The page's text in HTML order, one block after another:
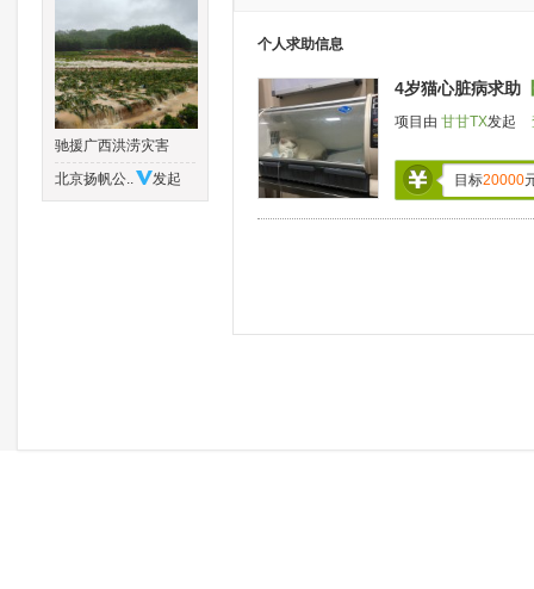
驰援广西洪涝灾害
北京扬帆公..
发起
个人求助信息
4岁猫心脏病求助
项目由 甘甘TX发起
目标20000